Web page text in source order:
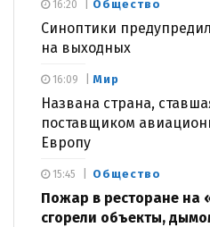
Общество
Синоптики
на выходных
16:20
Мир
Названа страна,
поставщиком
Европу
16:09
Общество
Пожар в ресторане на
сгорели объекты,
15:45